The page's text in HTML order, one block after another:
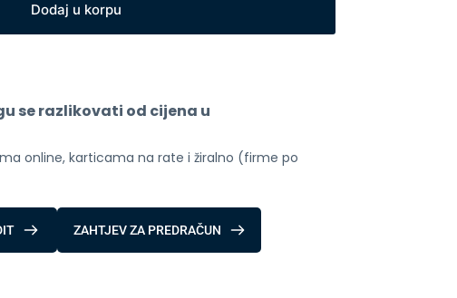
Dodaj u korpu
se razlikovati od cijena u
online, karticama na rate i žiralno (firme po
ZAHTJEV ZA PREDRAČUN